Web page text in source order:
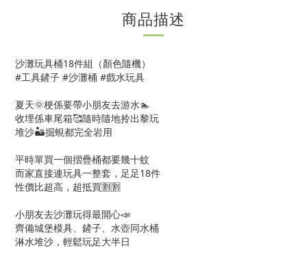
商品描述
沙灘玩具桶18件組（顏色隨機）
#工具鏟子 #沙灘桶 #戲水玩具
夏天🌞梗係要帶小朋友去游水🏊
收埋係車尾箱🥰隨時隨地拎出黎玩
堆沙🏜️掘蜆都完全岩用
平時單買一個摺疊桶都要幾十蚊
而家直接連玩具一整套，足足18件
性價比超高，超抵買🈹🈹
小朋友去沙灘玩得最開心📣
齊備城堡模具、鏟子、水壺同水桶
淋水堆沙，輕鬆玩足大半日